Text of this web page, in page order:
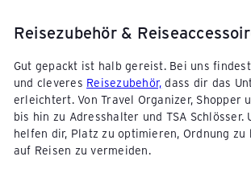
Reisezubehör &
Gut gepackt ist halb gereist. Bei uns
und cleveres Reisezubehör, dass dir das
erleichtert. Von Travel Organizer, Shopper
bis hin zu Adresshalter und TSA Schlösser.
helfen dir, Platz zu optimieren, Ordnung zu
auf Reisen zu vermeiden.